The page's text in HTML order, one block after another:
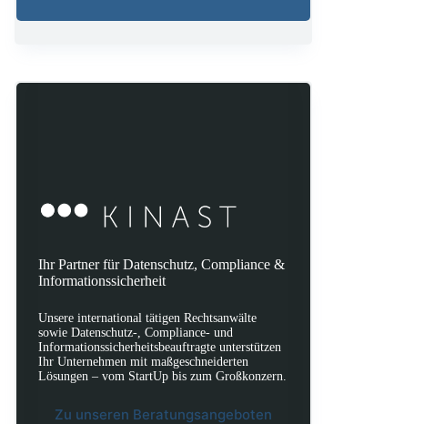
Ihr Partner für Datenschutz, Compliance &
Informationssicherheit
Unsere international tätigen Rechtsanwälte
sowie Datenschutz-, Compliance- und
Informationssicherheitsbeauftragte unterstützen
Ihr Unternehmen mit maßgeschneiderten
Lösungen – vom StartUp bis zum Großkonzern.
Zu unseren Beratungsangeboten